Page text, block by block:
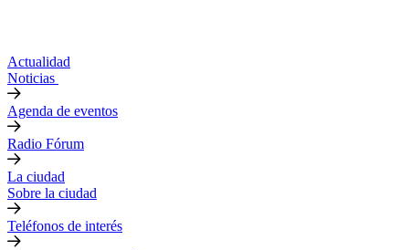
Actualidad
Noticias
Agenda de eventos
Radio Fórum
La ciudad
Sobre la ciudad
Teléfonos de interés